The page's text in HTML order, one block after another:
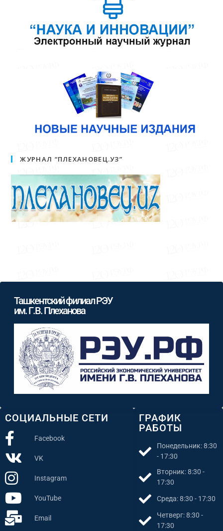
ЖУРНАЛ “ПЛЕХАНОВЕЦ.УЗ”
ГРАФИК
РАБОТЫ
Понедельник: 8:30
- 17:30
Вторник: 8:30 -
17:30
Среда: 8:30 - 17:30
Четверг: 8:30 -
17:30
СОЦИАЛЬНЫЕ СЕТИ
Facebook
VK
Instagram
YouTube
Email
Ташкентский филиал РЭУ
им. Г.В. Плеханова